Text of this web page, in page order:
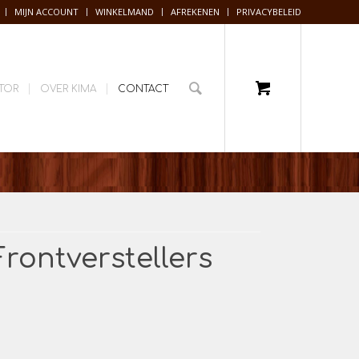
MIJN ACCOUNT WINKELMAND AFREKENEN PRIVACYBELEID
OVER KIMA CONTACT